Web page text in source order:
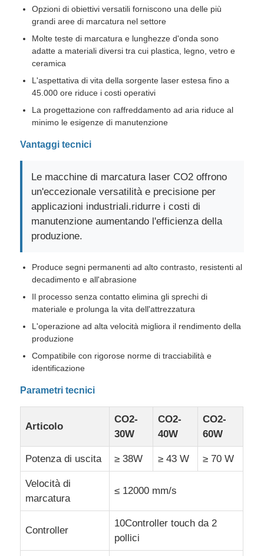
Opzioni di obiettivi versatili forniscono una delle più
grandi aree di marcatura nel settore
Molte teste di marcatura e lunghezze d'onda sono
adatte a materiali diversi tra cui plastica, legno, vetro e
ceramica
L'aspettativa di vita della sorgente laser estesa fino a
45.000 ore riduce i costi operativi
La progettazione con raffreddamento ad aria riduce al
minimo le esigenze di manutenzione
Vantaggi tecnici
Le macchine di marcatura laser CO2 offrono
un'eccezionale versatilità e precisione per
applicazioni industriali.ridurre i costi di
manutenzione aumentando l'efficienza della
produzione.
Produce segni permanenti ad alto contrasto, resistenti al
decadimento e all'abrasione
Il processo senza contatto elimina gli sprechi di
materiale e prolunga la vita dell'attrezzatura
L'operazione ad alta velocità migliora il rendimento della
produzione
Compatibile con rigorose norme di tracciabilità e
identificazione
Parametri tecnici
Articolo
CO2-
30W
CO2-
40W
CO2-
60W
Potenza di uscita ≥ 38W ≥ 43 W ≥ 70 W
Velocità di
marcatura
≤ 12000 mm/s
Controller
10Controller touch da 2
pollici